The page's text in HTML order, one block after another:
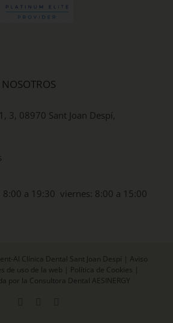
3, 08970 Sant Joan Despí,
8:00 a 19:30 viernes: 8:00 a 15:00
Al Clínica Dental Sant Joan Despí | Aviso
de uso de la web Política de Cookies
por la Consultora Dental AESINERGY